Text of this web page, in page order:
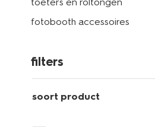
fotobooth accessoires
filters
soort product